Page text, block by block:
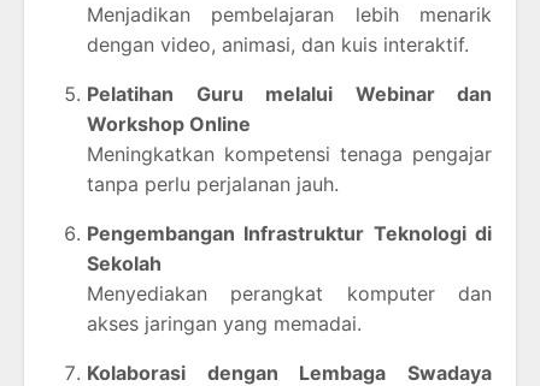
Menjadikan pembelajaran lebih menarik
dengan video, animasi, dan kuis interaktif.
Pelatihan Guru melalui Webinar dan
Workshop Online
Meningkatkan kompetensi tenaga pengajar
tanpa perlu perjalanan jauh.
Pengembangan Infrastruktur Teknologi di
Sekolah
Menyediakan perangkat komputer dan
akses jaringan yang memadai.
Kolaborasi dengan Lembaga Swadaya